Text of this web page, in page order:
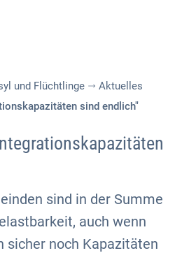
und Flüchtlinge
Aktuelles
sind endlich"
sind in der Summe
auch wenn
sicher noch Kapazitäten